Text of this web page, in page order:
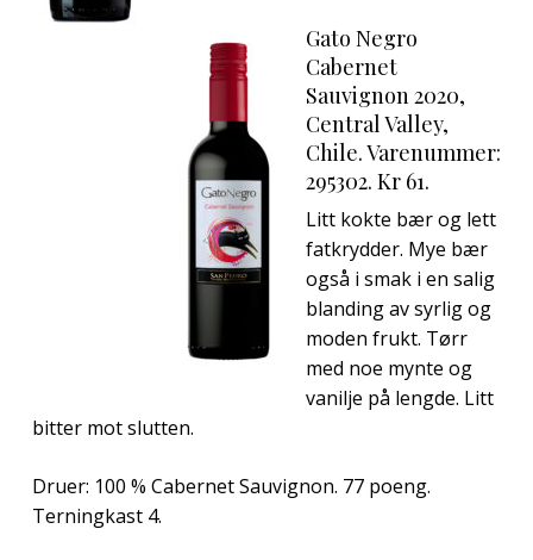
Gato Negro
Cabernet
Sauvignon 2020,
Central Valley,
Chile. Varenummer:
295302. Kr 61.
Litt kokte bær og lett
fatkrydder. Mye bær
også i smak i en salig
blanding av syrlig og
moden frukt. Tørr
med noe mynte og
vanilje på lengde. Litt
bitter mot slutten.
Druer: 100 % Cabernet Sauvignon. 77 poeng.
Terningkast 4.